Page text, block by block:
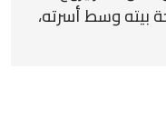
بيته وسط أسرته،